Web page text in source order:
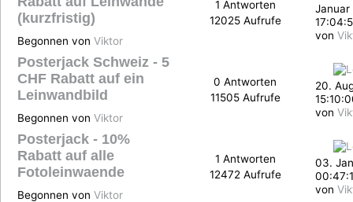
(kurzfristig)
Begonnen von Viktor
1 Antworten
12025 Aufrufe
Januar
von
Posterjack Schweiz - 5
CHF Rabatt auf ein
Leinwandbild
Begonnen von Viktor
0 Antworten
11505 Aufrufe
20.
von
Posterjack - 10%
Rabatt auf alle
Fotoleinwaende
Begonnen von Viktor
1 Antworten
12472 Aufrufe
03.
von